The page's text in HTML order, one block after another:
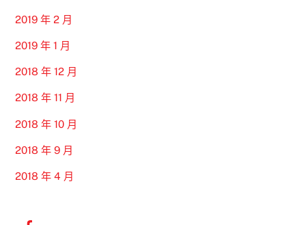
2019 年 2 月
2019 年 1 月
2018 年 12 月
2018 年 11 月
2018 年 10 月
2018 年 9 月
2018 年 4 月